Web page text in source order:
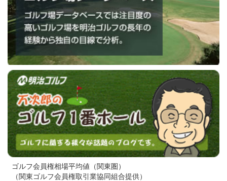
ゴルフ会員権相場平均値（関東圏）
（関東ゴルフ会員権取引業協同組合提供）